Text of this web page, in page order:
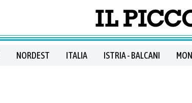
NORDEST ITALIA ISTRIA - BALCANI